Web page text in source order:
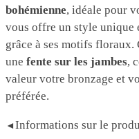
bohémienne, idéale pour
vous offre un style unique
grâce à ses motifs floraux.
une fente sur les jambes,
valeur votre bronzage et
préférée.
◄Informations sur le